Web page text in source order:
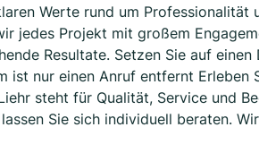
Werte rund um
jedes Projekt mit großem
Resultate. Setzen Sie auf
ist nur einen Anruf entfernt
steht für Qualität, Service und
Sie sich individuell beraten.